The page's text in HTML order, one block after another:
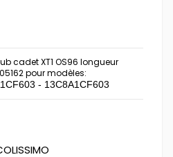
cadet XT1 OS96 longueur
pour modèles:
- 13C8A1CF603